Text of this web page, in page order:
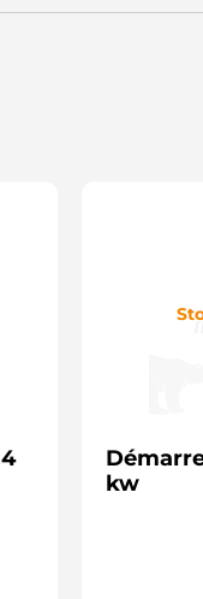
MITSUBISHI
MITSUBISHI
MITSUBISHI
MITSUBISHI
kw